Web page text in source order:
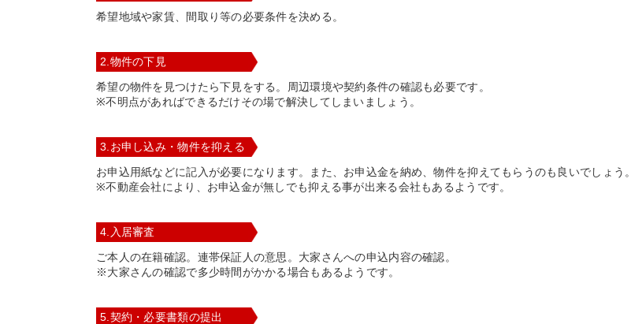
希望地域や家賃、間取り等の必要条件を決める。
2.物件の下見
希望の物件を見つけたら下見をする。周辺環境や契約条件の確認も必要です。
※不明点があればできるだけその場で解決してしまいましょう。
3.お申し込み・物件を抑える
お申込用紙などに記入が必要になります。また、お申込金を納め、物件を抑えてもらうのも良いでしょう。
※不動産会社により、お申込金が無しでも抑える事が出来る会社もあるようです。
4.入居審査
ご本人の在籍確認。連帯保証人の意思。大家さんへの申込内容の確認。
※大家さんの確認で多少時間がかかる場合もあるようです。
5.契約・必要書類の提出